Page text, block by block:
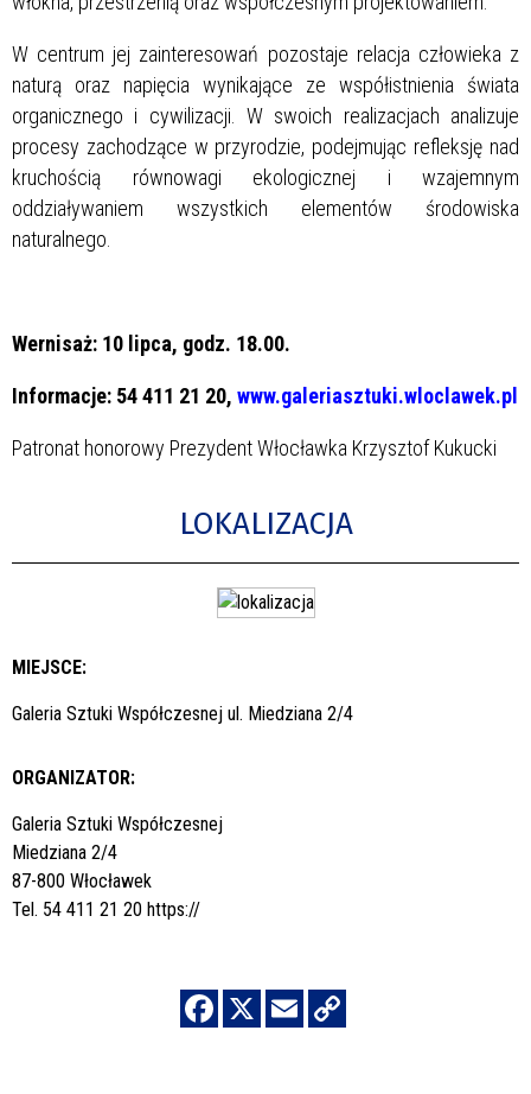
W centrum jej zainteresowań pozostaje relacja człowieka z
naturą oraz napięcia wynikające ze współistnienia świata
organicznego i cywilizacji. W swoich realizacjach analizuje
procesy zachodzące w przyrodzie, podejmując refleksję nad
kruchością równowagi ekologicznej i wzajemnym
oddziaływaniem wszystkich elementów środowiska
naturalnego.
Wernisaż: 10 lipca, godz. 18.00.
Informacje: 54 411 21 20, www.galeriasztuki.wloclawek.pl
Patronat honorowy Prezydent Włocławka Krzysztof Kukucki
LOKALIZACJA
MIEJSCE:
Galeria Sztuki Współczesnej ul. Miedziana 2/4
ORGANIZATOR:
Galeria Sztuki Współczesnej
Miedziana 2/4
87-800 Włocławek
Tel. 54 411 21 20 https://